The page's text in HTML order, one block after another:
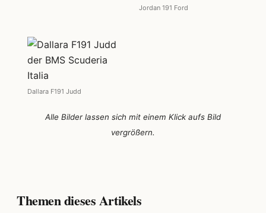
Jordan 191 Ford
Dallara F191 Judd
Alle Bilder lassen sich mit einem Klick aufs Bild
vergrößern.
Themen dieses Artikels